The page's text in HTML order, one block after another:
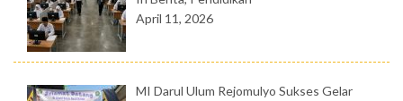
April 11, 2026
MI Darul Ulum Rejomulyo Sukses Gelar